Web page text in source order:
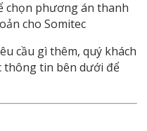
chọn phương án thanh
cho Somitec
cầu gì thêm, quý khách
thông tin bên dưới để